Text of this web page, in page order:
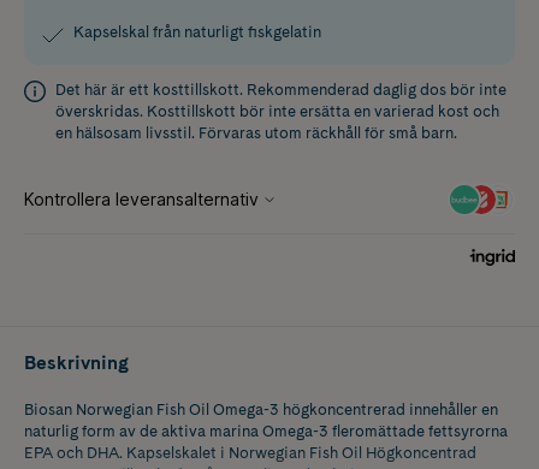
Kapselskal från naturligt fiskgelatin
Det här är ett kosttillskott. Rekommenderad daglig dos bör inte
överskridas. Kosttillskott bör inte ersätta en varierad kost och
en hälsosam livsstil. Förvaras utom räckhåll för små barn.
Beskrivning
Biosan Norwegian Fish Oil Omega-3 högkoncentrerad innehåller en
naturlig form av de aktiva marina Omega-3 fleromättade fettsyrorna
EPA och DHA. Kapselskalet i Norwegian Fish Oil Högkoncentrad